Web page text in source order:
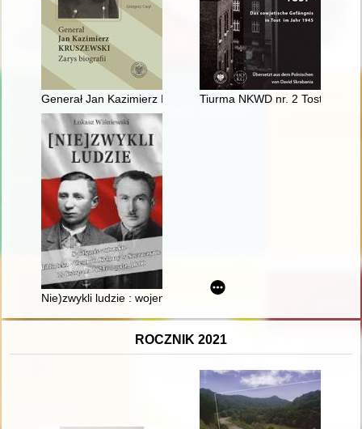
Generał Jan Kazimierz Kruszewski : zarys biografii
Tiurma NKWD nr. 2 Tost" : das
Nie)zwykli ludzie : wojenne losy kawalerzysty Józefa
ROCZNIK 2021